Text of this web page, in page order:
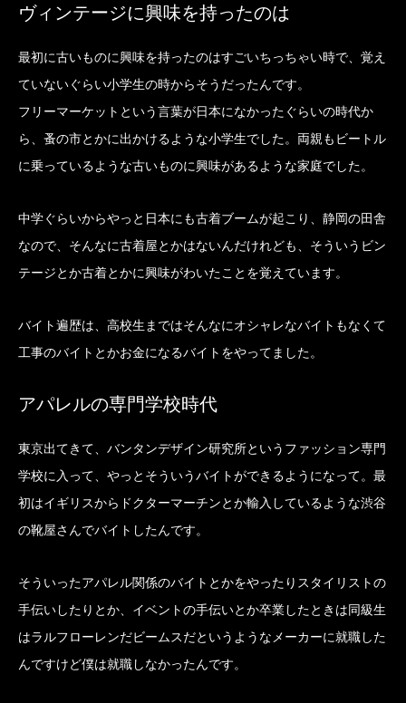
ヴィンテージに興味を持ったのは
最初に古いものに興味を持ったのはすごいちっちゃい時で、覚え
ていないぐらい小学生の時からそうだったんです。
フリーマーケットという言葉が日本になかったぐらいの時代か
ら、蚤の市とかに出かけるような小学生でした。両親もビートル
に乗っているような古いものに興味があるような家庭でした。
中学ぐらいからやっと日本にも古着ブームが起こり、静岡の田舎
なので、そんなに古着屋とかはないんだけれども、そういうビン
テージとか古着とかに興味がわいたことを覚えています。
バイト遍歴は、高校生まではそんなにオシャレなバイトもなくて
工事のバイトとかお金になるバイトをやってました。
アパレルの専門学校時代
東京出てきて、バンタンデザイン研究所というファッション専門
学校に入って、やっとそういうバイトができるようになって。最
初はイギリスからドクターマーチンとか輸入しているような渋谷
の靴屋さんでバイトしたんです。
そういったアパレル関係のバイトとかをやったりスタイリストの
手伝いしたりとか、イベントの手伝いとか卒業したときは同級生
はラルフローレンだビームスだというようなメーカーに就職した
んですけど僕は就職しなかったんです。